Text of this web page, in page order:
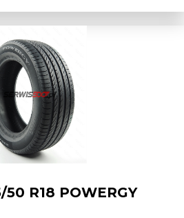
R18 POWERGY